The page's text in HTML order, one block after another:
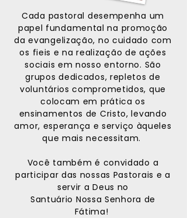
Cada pastoral desempenha um
papel fundamental na promoção
da evangelização, no cuidado com
os fieis e na realização de ações
sociais em nosso entorno. São
grupos dedicados, repletos de
voluntários comprometidos, que
colocam em prática os
ensinamentos de Cristo, levando
amor, esperança e serviço àqueles
que mais necessitam.
Você também é convidado a
participar das nossas Pastorais e a
servir a Deus no
Santuário Nossa Senhora de
Fátima!